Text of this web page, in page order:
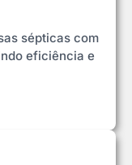
sépticas com
eficiência e